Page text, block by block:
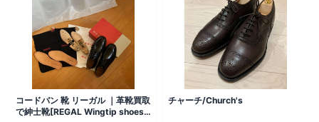
コードバン 靴 リーガル ｜革靴買取
で紳士靴[REGAL Wingtip shoes]
チャーチ/Church's